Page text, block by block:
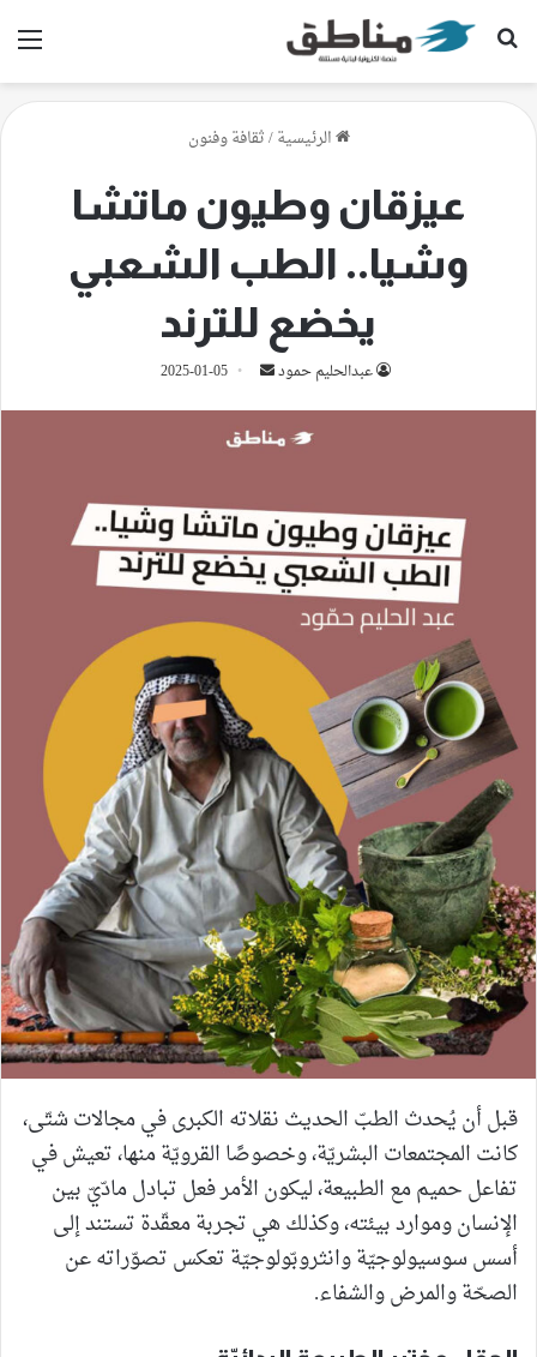
بحث عن
الرئيسية/ثقافة وفنون
عيزقان وطيون ماتشا
وشيا.. الطب الشعبي
يخضع للترند
عبدالحليم حمود
أرسل
إلكترونيا
2025-01-05
قبل أن يُحدث الطبّ الحديث نقلاته الكبرى في مجالات شتّى،
كانت المجتمعات البشريّة، وخصوصًا القرويّة منها، تعيش في
تفاعل حميم مع الطبيعة، ليكون الأمر فعل تبادل مادّيّ بين
الإنسان وموارد بيئته، وكذلك هي تجربة معقّدة تستند إلى
أسس سوسيولوجيّة وانثروبّولوجيّة تعكس تصوّراته عن
الصحّة والمرض والشفاء.